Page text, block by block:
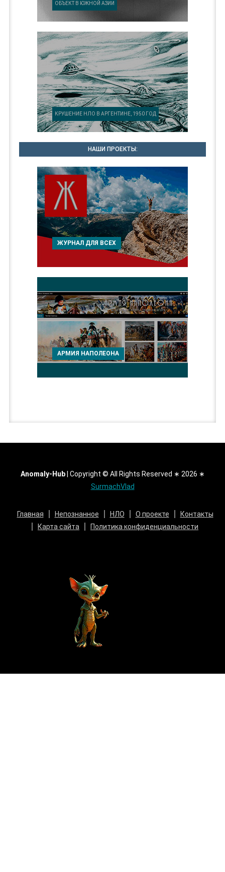
ОБЪЕКТ В ЮЖНОЙ АЗИИ
КРУШЕНИЕ НЛО В АРГЕНТИНЕ, 1950 ГОД
НАШИ ПРОЕКТЫ:
ЖУРНАЛ ДЛЯ ВСЕХ
АРМИЯ НАПОЛЕОНА
Anomaly-Hub Copyright © All Rights Reserved ∗ 2026 ∗
SurmachVlad
Главная Непознанное НЛО О проекте
Контакты
Карта сайта
Политика конфиденциальности